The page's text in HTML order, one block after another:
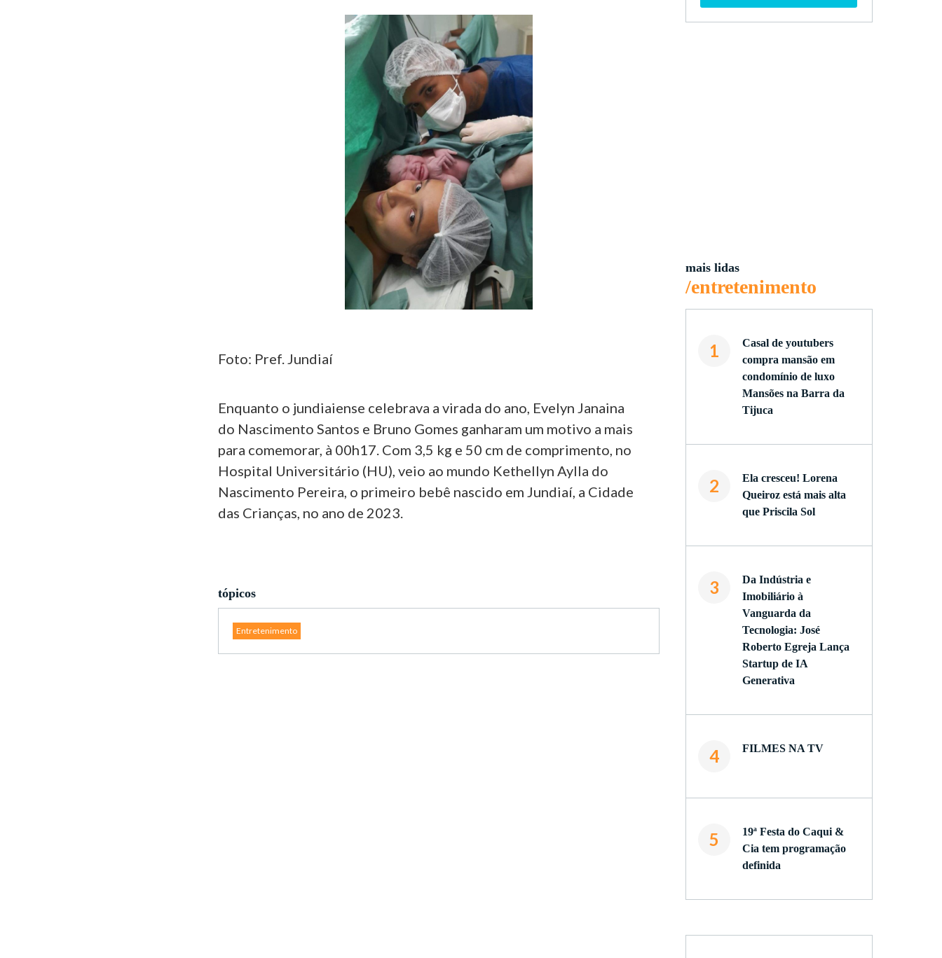
Foto: Pref. Jundiaí
Enquanto o jundiaiense celebrava a virada do ano, Evelyn Janaina
do Nascimento Santos e Bruno Gomes ganharam um motivo a mais
para comemorar, à 00h17. Com 3,5 kg e 50 cm de comprimento, no
Hospital Universitário (HU), veio ao mundo Kethellyn Aylla do
Nascimento Pereira, o primeiro bebê nascido em Jundiaí, a Cidade
das Crianças, no ano de 2023.
tópicos
Entretenimento
mais lidas
/entretenimento
1
Casal de youtubers
compra mansão em
condomínio de luxo
Mansões na Barra da
Tijuca
2
Ela cresceu! Lorena
Queiroz está mais alta
que Priscila Sol
3
Da Indústria e
Imobiliário à
Vanguarda da
Tecnologia: José
Roberto Egreja Lança
Startup de IA
Generativa
4 FILMES NA TV
5
19ª Festa do Caqui &
Cia tem programação
definida